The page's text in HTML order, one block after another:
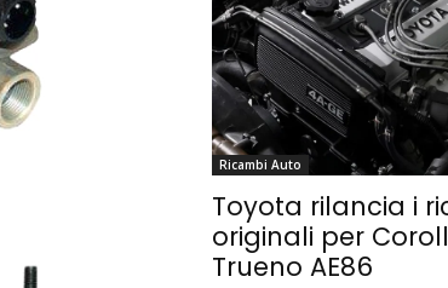
Ricambi Auto
Toyota rilancia i
originali per
Trueno AE86